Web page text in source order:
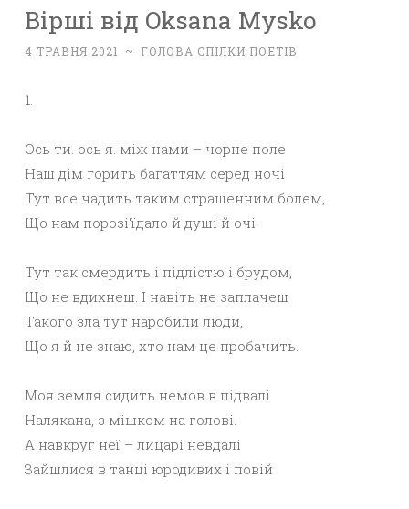
Вірші від Oksana Mysko
4 ТРАВНЯ 2021 ~ ГОЛОВА СПІЛКИ ПОЕТІВ
1.
Ось ти. ось я. між нами – чорне поле
Наш дім горить багаттям серед ночі
Тут все чадить таким страшенним болем,
Що нам порозі‘їдало й душі й очі.
Тут так смердить і підлістю і брудом,
Що не вдихнеш. І навіть не заплачеш
Такого зла тут наробили люди,
Що я й не знаю, хто нам це пробачить.
Моя земля сидить немов в підвалі
Налякана, з мішком на голові.
А навкруг неї – лицарі невдалі
Зайшлися в танці юродивих і повій